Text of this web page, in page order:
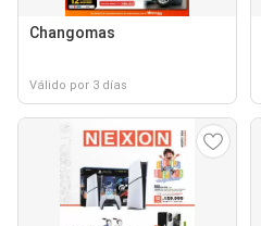
Changomas
Válido por 3 días